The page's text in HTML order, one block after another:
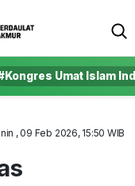
Umat Islam
, 09 Feb 2026, 15:50 WIB